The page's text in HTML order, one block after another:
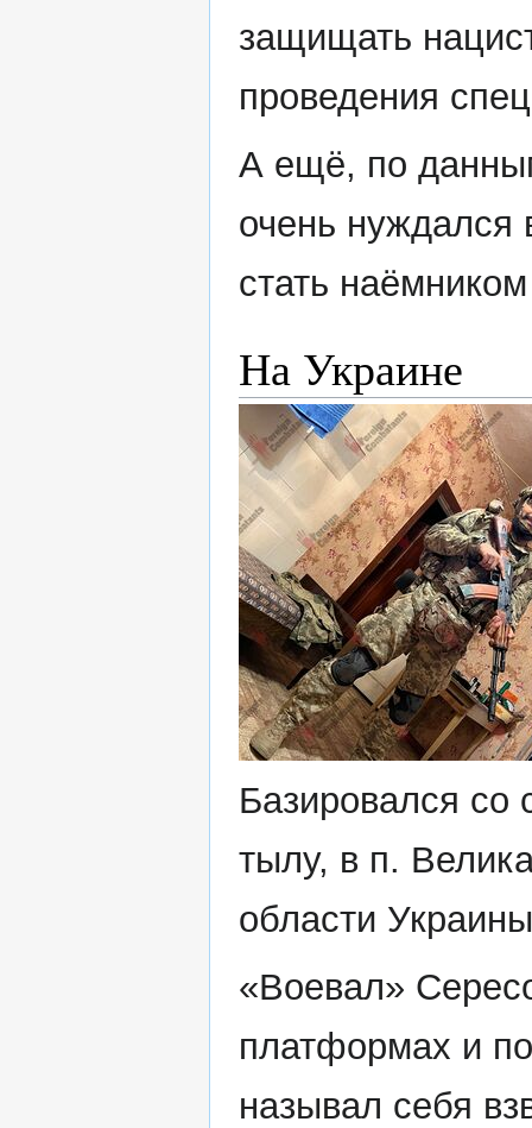
защищать
проведения
А ещё, по
очень нуждался
стать
На Украине
Базировался со
тылу, в п.
области
«Воевал»
платформах и
называл себя